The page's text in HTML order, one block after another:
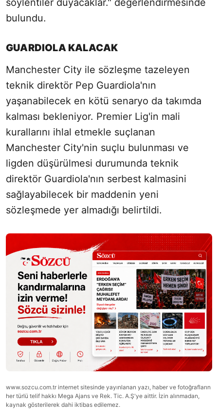
söylentiler duyacaklar." değerlendirmesinde
bulundu.
GUARDIOLA KALACAK
Manchester City ile sözleşme tazeleyen
teknik direktör Pep Guardiola'nın
yaşanabilecek en kötü senaryo da takımda
kalması bekleniyor. Premier Lig'in mali
kurallarını ihlal etmekle suçlanan
Manchester City'nin suçlu bulunması ve
ligden düşürülmesi durumunda teknik
direktör Guardiola'nın serbest kalmasini
sağlayabilecek bir maddenin yeni
sözleşmede yer almadığı belirtildi.
www.sozcu.com.tr internet sitesinde yayınlanan yazı, haber ve fotoğrafların
her türlü telif hakkı Mega Ajans ve Rek. Tic. A.Ş'ye aittir. İzin alınmadan,
kaynak gösterilerek dahi iktibas edilemez.